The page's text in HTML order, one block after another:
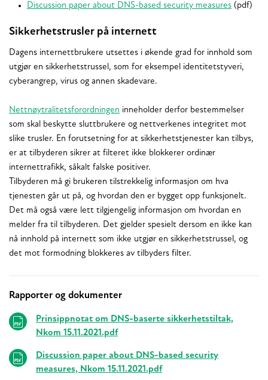
Discussion paper about DNS-based security measures (pdf)
Sikkerhetstrusler på internett
Dagens internettbrukere utsettes i økende grad for innhold som
utgjør en sikkerhetstrussel, som for eksempel identitetstyveri,
cyberangrep, virus og annen skadevare.
Nettnøytralitetsforordningen inneholder derfor bestemmelser
som skal beskytte sluttbrukere og nettverkenes integritet mot
slike trusler. En forutsetning for at sikkerhetstjenester kan tilbys,
er at tilbyderen sikrer at filteret ikke blokkerer ordinær
internettrafikk, såkalt falske positiver.
Tilbyderen må gi brukeren tilstrekkelig informasjon om hva
tjenesten går ut på, og hvordan den er bygget opp funksjonelt.
Det må også være lett tilgjengelig informasjon om hvordan en
melder fra til tilbyderen. Det gjelder spesielt dersom en ikke kan
nå innhold på internett som ikke utgjør en sikkerhetstrussel, og
det mot formodning blokkeres av tilbyders filter.
Relaterte
Rapporter og dokumenter
Prinsippnotat om DNS-baserte sikkerhetstiltak,
Nkom 15.11.2021.pdf
Discussion paper about DNS-based security
measures, Nkom 15.11.2021.pdf